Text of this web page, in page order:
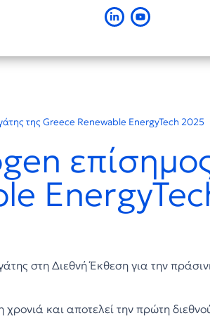
της Greece Renewable EnergyTech 2025
στη Διεθνή Έκθεση για την
χρονιά και αποτελεί την πρώτη